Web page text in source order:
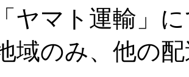
ヤマト運輸」
域のみ、他の